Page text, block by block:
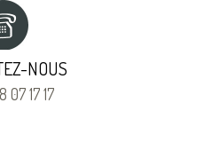
NOUS
07 17 17